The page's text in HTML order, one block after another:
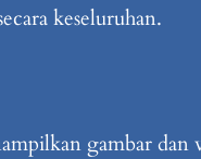
keseluruhan.
gambar